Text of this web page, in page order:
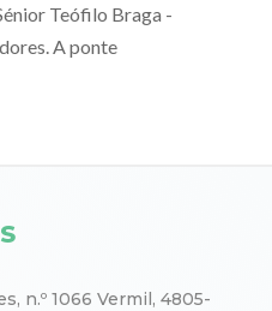
Teófilo Braga -
A ponte
n.º 1066 Vermil, 4805-